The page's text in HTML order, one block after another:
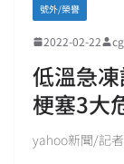
號外/榮譽
2022-02-22
低溫急
梗塞3大
yahoo新聞/記